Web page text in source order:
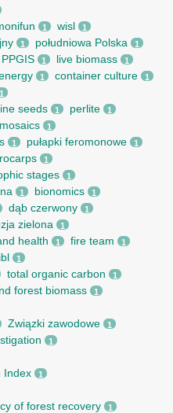
1 wisl 1
1 południowa Polska 1
PPGIS 1 live biomass 1
1 container culture 1
1
seeds 1 perlite 1
1
1 pułapki feromonowe 1
1
stages 1
1 bionomics 1
dąb czerwony 1
zielona 1
health 1 fire team 1
1
total organic carbon 1
forest biomass 1
Związki zawodowe 1
1
Index 1
of forest recovery 1